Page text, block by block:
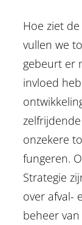
Hoe ziet
vullen we
gebeurt er
invloed
onzekere
fungeren.
Strategie
over afval-
beheer